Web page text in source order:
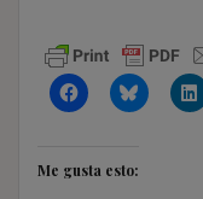
Me gusta esto: